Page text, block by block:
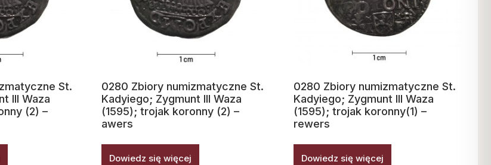
St.
III Waza
(2) –
0280 Zbiory numizmatyczne St.
Kadyiego; Zygmunt III Waza
(1595); trojak koronny (2) –
awers
Dowiedz się więcej
0280 Zbiory numizmatyczne St.
Kadyiego; Zygmunt III Waza
(1595); trojak koronny(1) –
rewers
Dowiedz się więcej